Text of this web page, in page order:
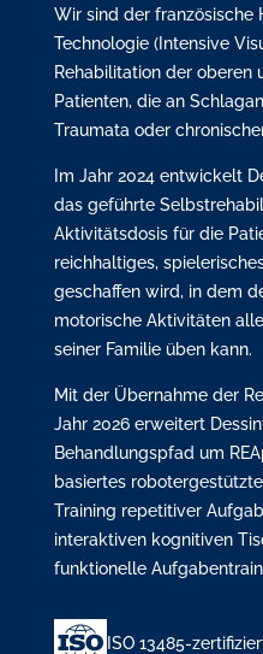
Wir sind der französische
Technologie (Intensive
Rehabilitation der oberen
Patienten, die an
Traumata oder
Im Jahr 2024 entwickelt
das geführte
Aktivitätsdosis für die
reichhaltiges,
geschaffen wird, in dem
motorische Aktivitäten
seiner Familie üben kann.
Mit der Übernahme der
Jahr 2026 erweitert
Behandlungspfad um
basiertes
Training repetitiver
interaktiven kognitiven
funktionelle
ISO 13485-